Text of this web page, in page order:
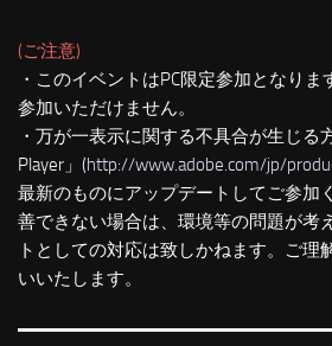
(ご注意)
・このイベントはPC限定参加となり
参加いただけません。
・万が一表示に関する不具合が生じる
Player」(http://www.adobe.com/jp/
最新のものにアップデートしてご参加
善できない場合は、環境等の問題が考
トとしての対応は致しかねます。ご理
いいたします。